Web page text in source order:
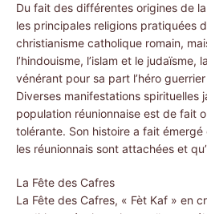
Du fait des différentes origines de
les principales religions pratiquées
christianisme catholique romain,
l’hindouisme, l’islam et le judaïsme,
vénérant pour sa part l’héro
Diverses manifestations spirituelles
population réunionnaise est de fait
tolérante. Son histoire a fait
les réunionnais sont attachées et
La Fête des Cafres
La Fête des Cafres, « Fèt Kaf » en